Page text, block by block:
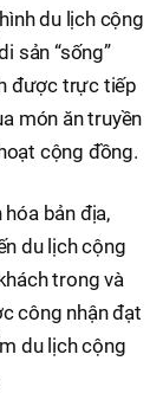
du lịch cộng
sản “sống”
được trực tiếp
món ăn truyền
cộng đồng.
bản địa,
du lịch cộng
trong và
công nhận đạt
du lịch cộng